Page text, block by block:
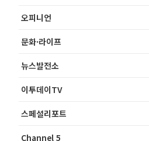
오피니언
문화·라이프
뉴스발전소
이투데이TV
스페셜리포트
Channel 5